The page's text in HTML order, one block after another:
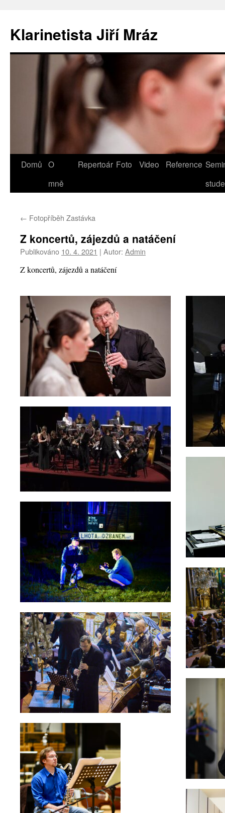
Klarinetista Jiří Mráz
Přejít
webu
Domů O
mně
Repertoár Foto Video Reference
← Fotopříběh Zastávka
Z koncertů, zájezdů a natáčení
Publikováno 10. 4. 2021 | Autor: Admin
Z koncertů, zájezdů a natáčení